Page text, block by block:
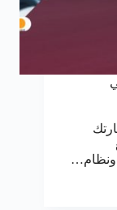
ونظام…